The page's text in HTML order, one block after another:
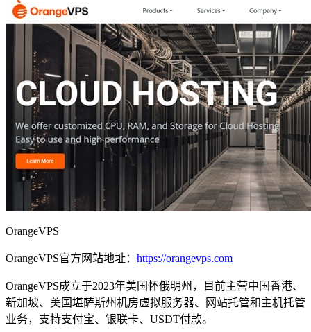
OrangeVPS
OrangeVPS官方网站地址： https://orangevps.com
OrangeVPS成立于2023年美国怀俄明州，目前主营中国香港、
新加坡、美国堪萨斯州机房虚拟服务器、网站托管和主机托管
业务，支持支付宝、银联卡、USDT付款。